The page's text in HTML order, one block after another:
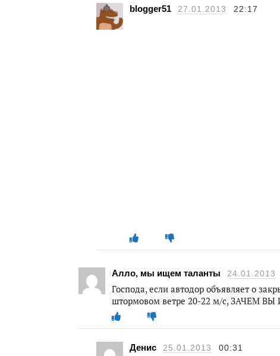
blogger51 27.01.2013 22:17
Алло, мы ищем таланты 24.01.2013
Господа, если автодор объявляет о
штормовом ветре 20-22 м/с, ЗАЧЕМ
Денис 25.01.2013 00:31